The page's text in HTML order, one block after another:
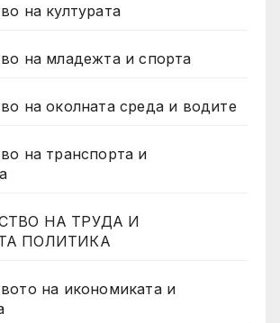
на културата
на младежта и спорта
на околната среда и водите
на транспорта и
НА ТРУДА И
ПОЛИТИКА
на икономиката и